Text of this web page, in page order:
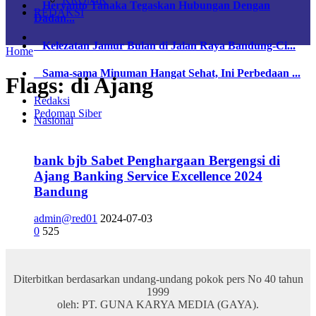
Heryanto Tanaka Tegaskan Hubungan Dengan
Dadan...
Kelezatan Jamur Bulan di Jalan Raya Bandung-Ci...
Sama-sama Minuman Hangat Sehat, Ini Perbedaan ...
Redaksi
Pedoman Siber
REDAKSI
Home
Flags:di Ajang
Nasional
bank bjb Sabet Penghargaan Bergengsi di
Ajang Banking Service Excellence 2024
Bandung
admin@red01 2024-07-03
0 525
Diterbitkan berdasarkan undang-undang pokok pers No 40 tahun
1999
oleh: PT. GUNA KARYA MEDIA (GAYA).